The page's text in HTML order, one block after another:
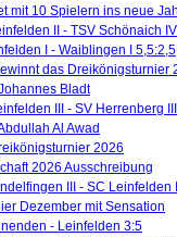
mit 10 Spielern ins neue
II - TSV Schönaich
I - Waiblingen I 5,5:2,5
das Dreikönigsturnier
Bladt
III - SV Herrenberg
Al Awad
2026
2026 Ausschreibung
III - SC Leinfelden
Dezember mit Sensation
- Leinfelden 3:5